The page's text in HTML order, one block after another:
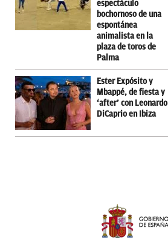
espectáculo
bochornoso de una
espontánea
animalista en la
plaza de toros de
Palma
Ester Expósito y
Mbappé, de fiesta y
‘after’ con Leonardo
DiCaprio en Ibiza